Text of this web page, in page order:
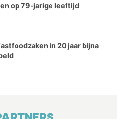
op 79-jarige leeftijd
in 20 jaar bijna